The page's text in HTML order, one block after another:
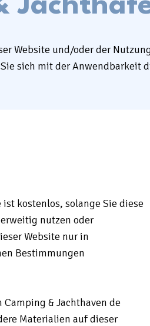
Website und/oder der
sich mit der Anwendbarkeit
kostenlos, solange Sie diese
nutzen oder
Website nur in
Bestimmungen
& Jachthaven de
Materialien auf dieser